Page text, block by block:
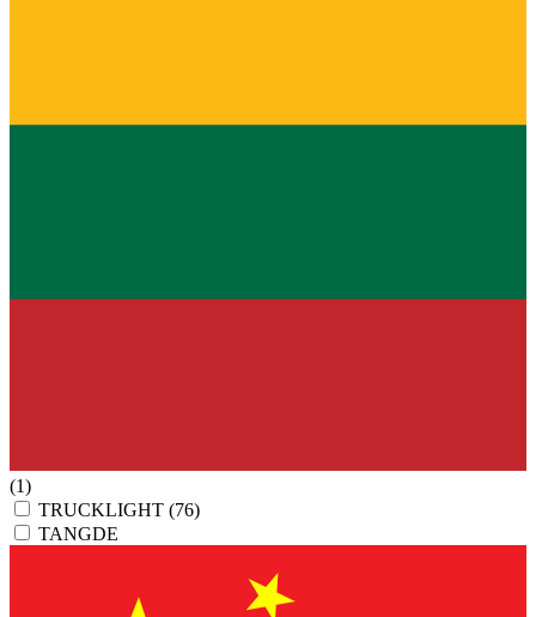
(1)
TRUCKLIGHT (76)
TANGDE